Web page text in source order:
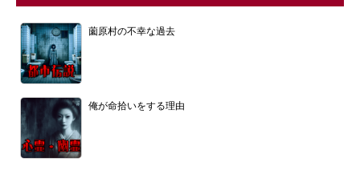
薗原村の不幸な過去
俺が命拾いをする理由